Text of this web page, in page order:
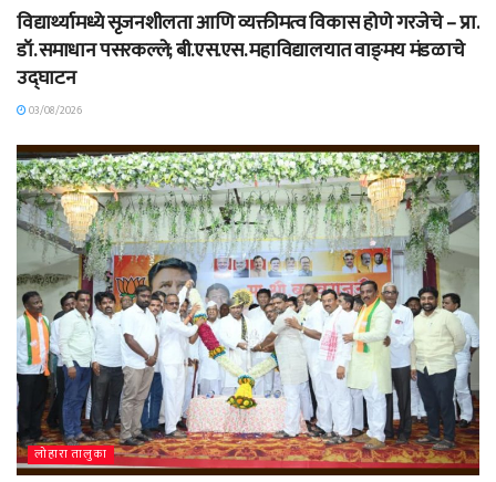
विद्यार्थ्यामध्ये सृजनशीलता आणि व्यक्तीमत्व विकास होणे गरजेचे – प्रा.
डॉ. समाधान पसरकल्ले; बी.एस.एस. महाविद्यालयात वाङ्‌मय मंडळाचे
उद्घाटन
03/08/2026
लोहारा तालुका